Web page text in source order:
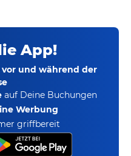
App!
und während der
auf Deine Buchungen
Werbung
griffbereit